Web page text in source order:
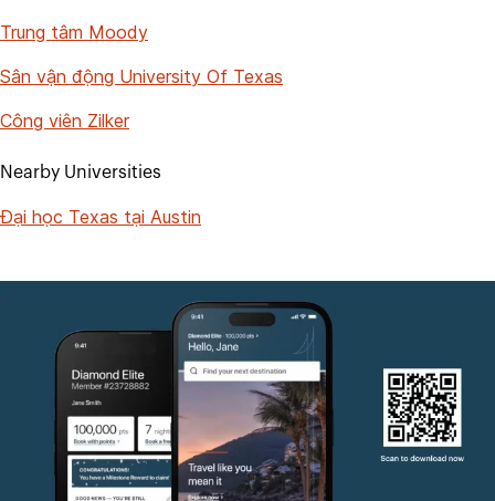
Trung tâm Moody
Sân vận động University Of Texas
Công viên Zilker
Nearby Universities
Đại học Texas tại Austin